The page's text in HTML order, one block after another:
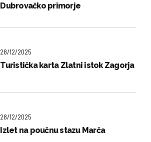
Dubrovačko primorje
28/12/2025
Turistička karta Zlatni istok Zagorja
28/12/2025
Izlet na poučnu stazu Marča